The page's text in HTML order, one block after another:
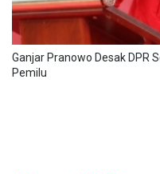
Ganjar Pranowo Desak DPR
Pemilu